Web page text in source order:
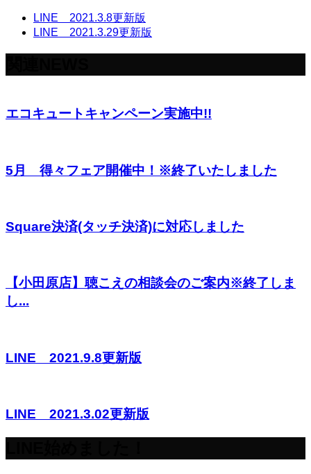
LINE 2021.3.8更新版
LINE 2021.3.29更新版
エコキュートキャンペーン実施中!!
5月 得々フェア開催中！※終了いたしました
Square決済(タッチ決済)に対応しました
【小田原店】聴こえの相談会のご案内※終了しま
し...
LINE 2021.9.8更新版
LINE 2021.3.02更新版